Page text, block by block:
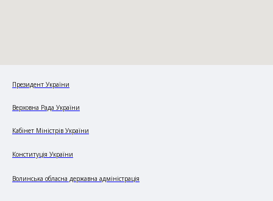
Президент України
Верховна Рада України
Кабінет Міністрів України
Конституція України
Волинська обласна державна адміністрація